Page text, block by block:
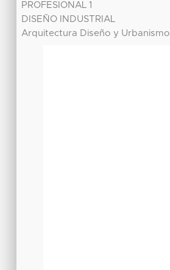
PROFESIONAL 1
DISEÑO INDUSTRIAL
Arquitectura Diseño y Urbanismo